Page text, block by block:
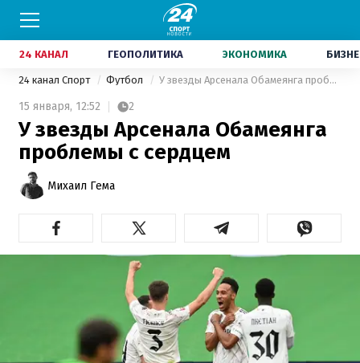
24 КАНАЛ ГЕОПОЛИТИКА ЭКОНОМИКА
24 канал Спорт Футбол У звезды Арсенала Обамеянга проблемы с сердцем
15 января, 12:52 2
У звезды Арсенала Обамеянга
проблемы с сердцем
Михаил Гема